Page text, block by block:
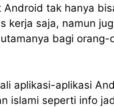
tak hanya
kerja saja, namun
bagi orang-
aplikasi-aplikasi
islami seperti info